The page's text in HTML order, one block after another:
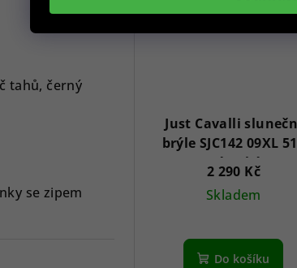
tahů, černý
se zipem
Just Cavalli
brýle SJC142 09XL 51 -
Dámské
2 290 Kč
Skladem
Do košíku